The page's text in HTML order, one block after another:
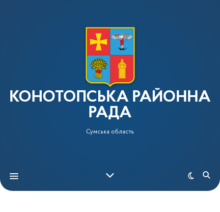
КОНОТОПСЬКА РАЙОННА
РАДА
Сумська область